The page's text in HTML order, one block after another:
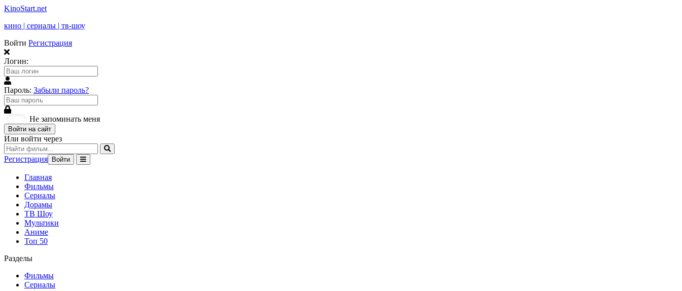
KinoStart.net
кино | сериалы | тв-шоу
Войти Регистрация
Логин:
Пароль: Забыли пароль?
Не запоминать меня
Войти на сайт
Или войти через
Регистрация Войти
Главная
Фильмы
Сериалы
Дорамы
ТВ Шоу
Мультики
Аниме
Топ 50
Разделы
Фильмы
Сериалы